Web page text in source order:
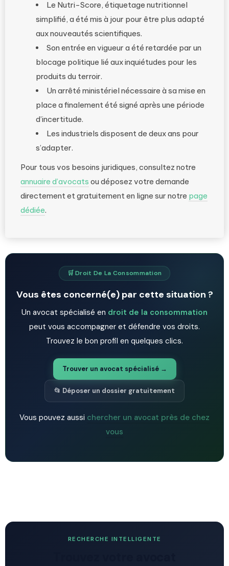
Le Nutri-Score, étiquetage nutritionnel
simplifié, a été mis à jour pour être plus adapté
aux nouveautés scientifiques.
Son entrée en vigueur a été retardée par un
blocage politique lié aux inquiétudes pour les
produits du terroir.
Un arrêté ministériel nécessaire à sa mise en
place a finalement été signé après une période
d’incertitude.
Les industriels disposent de deux ans pour
s’adapter.
Pour tous vos besoins juridiques, consultez notre
annuaire d’avocats ou déposez votre demande
directement et gratuitement en ligne sur notre page
dédiée.
🛒 Droit De La Consommation
Vous êtes concerné(e) par cette situation ?
Un avocat spécialisé en droit de la consommation
peut vous accompagner et défendre vos droits.
Trouvez le bon profil en quelques clics.
Trouver un avocat spécialisé →
📂 Déposer un dossier gratuitement
Vous pouvez aussi chercher un avocat près de chez
vous
RECHERCHE INTELLIGENTE